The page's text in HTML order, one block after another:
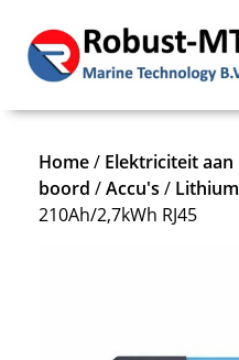
Home/ Elektriciteit aan
boord /Accu's / Lithium
210Ah/2,7kWh RJ45